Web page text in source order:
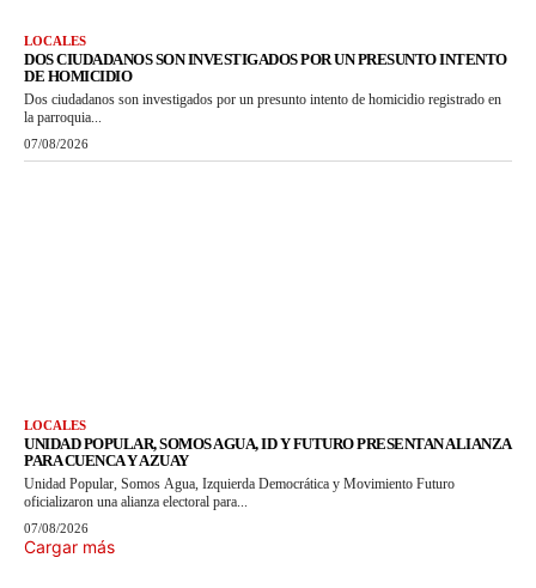
LOCALES
DOS CIUDADANOS SON INVESTIGADOS POR UN PRESUNTO INTENTO
DE HOMICIDIO
Dos ciudadanos son investigados por un presunto intento de homicidio registrado en
la parroquia...
07/08/2026
LOCALES
UNIDAD POPULAR, SOMOS AGUA, ID Y FUTURO PRESENTAN ALIANZA
PARA CUENCA Y AZUAY
Unidad Popular, Somos Agua, Izquierda Democrática y Movimiento Futuro
oficializaron una alianza electoral para...
07/08/2026
Cargar más